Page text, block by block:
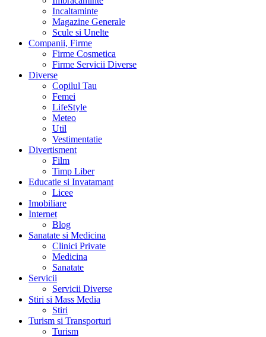
Incaltaminte
Magazine Generale
Scule si Unelte
Companii, Firme
Firme Cosmetica
Firme Servicii Diverse
Diverse
Copilul Tau
Femei
LifeStyle
Meteo
Util
Vestimentatie
Divertisment
Film
Timp Liber
Educatie si Invatamant
Licee
Imobiliare
Internet
Blog
Sanatate si Medicina
Clinici Private
Medicina
Sanatate
Servicii
Servicii Diverse
Stiri si Mass Media
Stiri
Turism si Transporturi
Turism